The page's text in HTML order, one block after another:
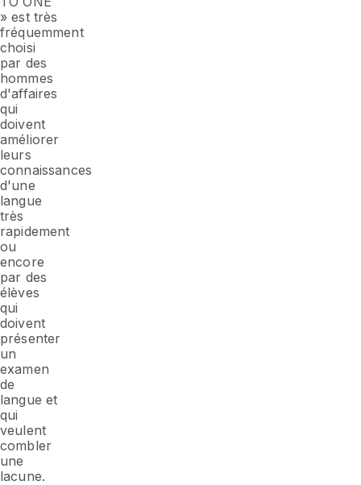
» est très
fréquemment
choisi
par des
hommes
d'affaires
qui
doivent
améliorer
leurs
connaissances
d'une
langue
très
rapidement
ou
encore
par des
élèves
qui
doivent
présenter
un
examen
de
langue et
qui
veulent
combler
une
lacune.